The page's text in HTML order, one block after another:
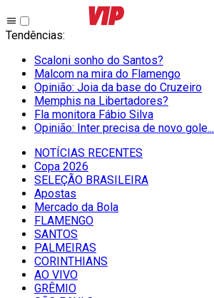
Tendências:
Scaloni sonho do Santos?
Malcom na mira do Flamengo
Opinião: Joia da base do Cruzeiro
Memphis na Libertadores?
Fla monitora Fábio Silva
Opinião: Inter precisa de novo gole...
NOTÍCIAS RECENTES
Copa 2026
SELEÇÃO BRASILEIRA
Apostas
Mercado da Bola
FLAMENGO
SANTOS
PALMEIRAS
CORINTHIANS
AO VIVO
GRÊMIO